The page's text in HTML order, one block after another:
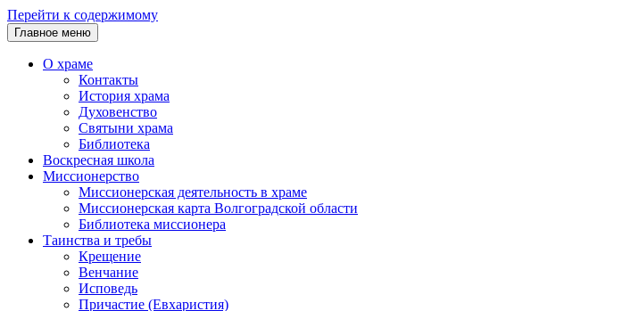
Перейти к содержимому
Главное меню
О храме
Контакты
История храма
Духовенство
Святыни храма
Библиотека
Воскресная школа
Миссионерство
Миссионерская деятельность в храме
Миссионерская карта Волгоградской области
Библиотека миссионера
Таинства и требы
Крещение
Венчание
Исповедь
Причастие (Евхаристия)